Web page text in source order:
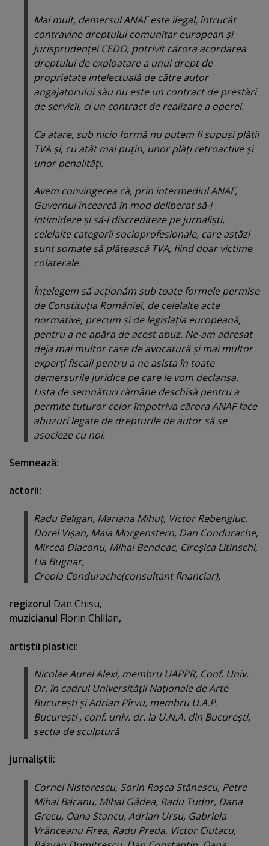
Mai mult, demersul ANAF este ilegal, întrucât
contravine dreptului comunitar european şi
jurisprudenţei CEDO, potrivit cărora acordarea
dreptului de exploatare a unui drept de
proprietate intelectuală de către autor
angajatorului său nu este un contract de prestări
de servicii, ci un contract de realizare a operei.
Ca atare, sub nicio formă nu putem fi supuşi plăţii
TVA şi, cu atât mai puţin, unor plăţi retroactive şi
unor penalităţi.
Avem convingerea că, prin intermediul ANAF,
Guvernul încearcă în mod deliberat să-i
intimideze şi să-i discrediteze pe jurnalişti,
celelalte categorii socioprofesionale, care astăzi
sunt somate să plătească TVA, fiind doar victime
colaterale.
Înţelegem să acţionăm sub toate formele permise
de Constituţia României, de celelalte acte
normative, precum şi de legislaţia europeană,
pentru a ne apăra de acest abuz. Ne-am adresat
deja mai multor case de avocatură şi mai multor
experţi fiscali pentru a ne asista în toate
demersurile juridice pe care le vom declanşa.
Lista de semnături rămâne deschisă pentru a
permite tuturor celor împotriva cărora ANAF face
abuzuri legate de drepturile de autor să se
asocieze cu noi.
Semnează:
actorii:
Radu Beligan, Mariana Mihuţ, Victor Rebengiuc,
Dorel Vişan, Maia Morgenstern, Dan Condurache,
Mircea Diaconu, Mihai Bendeac, Cireşica Litinschi,
Lia Bugnar,
Creola Condurache(consultant financiar),
regizorul Dan Chişu,
muzicianul Florin Chilian,
artiştii plastici:
Nicolae Aurel Alexi, membru UAPPR, Conf. Univ.
Dr. în cadrul Universităţii Naţionale de Arte
Bucureşti şi Adrian Pîrvu, membru U.A.P.
Bucureşti , conf. univ. dr. la U.N.A. din Bucureşti,
secţia de sculptură
jurnaliştii:
Cornel Nistorescu, Sorin Roşca Stănescu, Petre
Mihai Băcanu, Mihai Gâdea, Radu Tudor, Dana
Grecu, Oana Stancu, Adrian Ursu, Gabriela
Vrânceanu Firea, Radu Preda, Victor Ciutacu,